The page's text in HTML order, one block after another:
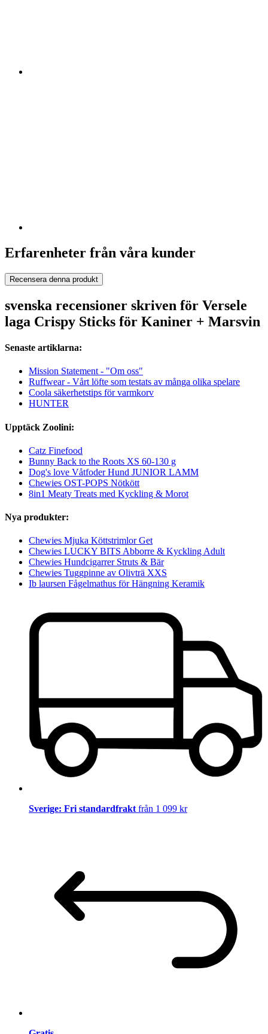
Erfarenheter från våra kunder
Recensera denna produkt
svenska recensioner skriven för Versele
laga Crispy Sticks för Kaniner + Marsvin
Senaste artiklarna:
Mission Statement - "Om oss"
Ruffwear - Vårt löfte som testats av många olika spelare
Coola säkerhetstips för varmkorv
HUNTER
Upptäck Zoolini:
Catz Finefood
Bunny Back to the Roots XS 60-130 g
Dog's love Våtfoder Hund JUNIOR LAMM
Chewies OST-POPS Nötkött
8in1 Meaty Treats med Kyckling & Morot
Nya produkter:
Chewies Mjuka Köttstrimlor Get
Chewies LUCKY BITS Abborre & Kyckling Adult
Chewies Hundcigarrer Struts & Bär
Chewies Tuggpinne av Olivträ XXS
Ib laursen Fågelmathus för Hängning Keramik
Sverige: Fri standardfrakt från 1 099 kr